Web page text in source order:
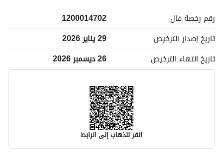
رقم رخصة فال
1200014702
تاريخ إصدار الترخيص
29 يناير 2026
تاريخ انتهاء الترخيص 26 ديسمبر 2026
انقر للذهاب إلى الرابط